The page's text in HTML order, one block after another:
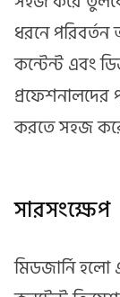
ধরনে
কন্টেন্ট এবং
করতে সহজ
সারসংক্ষেপ
মিডজার্নি হলো